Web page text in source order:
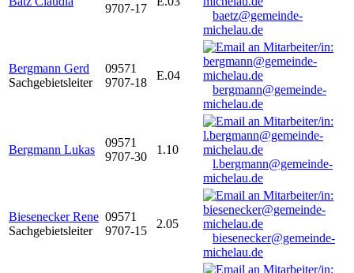
9707-17
baetz@gemeinde-
michelau.de
Bergmann Gerd
Sachgebietsleiter
09571
9707-18
E.04
bergmann@gemeinde-
michelau.de
Bergmann Lukas
09571
9707-30
1.10
l.bergmann@gemeinde-
michelau.de
Biesenecker Rene
Sachgebietsleiter
09571
9707-15
2.05
biesenecker@gemeinde-
michelau.de